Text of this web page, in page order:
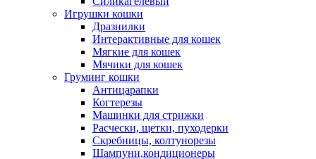
Игрушки кошки
Дразнилки
Интерактивные для кошек
Мягкие для кошек
Мячики для кошек
Груминг кошки
Антицарапки
Когтерезы
Машинки для стрижки
Расчески, щетки, пуходерки
Скребницы, колтунорезы
Шампуни,кондиционеры